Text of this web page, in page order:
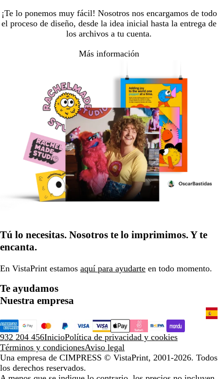
¡Te lo ponemos muy fácil! Nosotros nos encargamos de todo
el proceso de diseño, desde la idea inicial hasta la entrega de
los archivos a tu cuenta.
Más información
Tú lo necesitas. Nosotros te lo imprimimos. Y te
encanta.
En VistaPrint estamos aquí para ayudarte en todo momento.
Te ayudamos
Nuestra empresa
932 204 456InicioPolítica de privacidad y cookies
Términos y condicionesAviso legal
Una empresa de CIMPRESS © VistaPrint, 2001-2026. Todos
los derechos reservados.